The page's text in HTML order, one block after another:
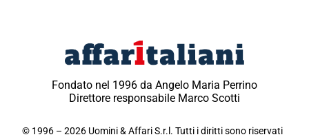
Fondato nel 1996 da Angelo Maria Perrino
Direttore responsabile Marco Scotti
© 1996 – 2026 Uomini & Affari S.r.l. Tutti i diritti sono riservati